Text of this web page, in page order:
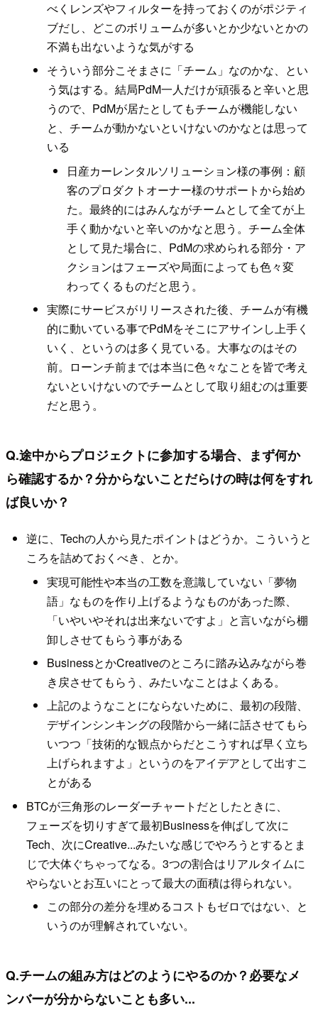
べくレンズやフィルターを持っておくのがポジティ
ブだし、どこのボリュームが多いとか少ないとかの
不満も出ないような気がする
そういう部分こそまさに「チーム」なのかな、とい
う気はする。結局PdM一人だけが頑張ると辛いと思
うので、PdMが居たとしてもチームが機能しない
と、チームが動かないといけないのかなとは思って
いる
日産カーレンタルソリューション様の事例：顧
客のプロダクトオーナー様のサポートから始め
た。最終的にはみんながチームとして全てが上
手く動かないと辛いのかなと思う。チーム全体
として見た場合に、PdMの求められる部分・ア
クションはフェーズや局面によっても色々変
わってくるものだと思う。
実際にサービスがリリースされた後、チームが有機
的に動いている事でPdMをそこにアサインし上手く
いく、というのは多く見ている。大事なのはその
前。ローンチ前までは本当に色々なことを皆で考え
ないといけないのでチームとして取り組むのは重要
だと思う。
Q.途中からプロジェクトに参加する場合、まず何か
ら確認するか？分からないことだらけの時は何をすれ
ば良いか？
逆に、Techの人から見たポイントはどうか。こういうと
ころを詰めておくべき、とか。
実現可能性や本当の工数を意識していない「夢物
語」なものを作り上げるようなものがあった際、
「いやいやそれは出来ないですよ」と言いながら棚
卸しさせてもらう事がある
BusinessとかCreativeのところに踏み込みながら巻
き戻させてもらう、みたいなことはよくある。
上記のようなことにならないために、最初の段階、
デザインシンキングの段階から一緒に話させてもら
いつつ「技術的な観点からだとこうすれば早く立ち
上げられますよ」というのをアイデアとして出すこ
とがある
BTCが三角形のレーダーチャートだとしたときに、
フェーズを切りすぎて最初Businessを伸ばして次に
Tech、次にCreative...みたいな感じでやろうとするとま
じで大体ぐちゃってなる。3つの割合はリアルタイムに
やらないとお互いにとって最大の面積は得られない。
この部分の差分を埋めるコストもゼロではない、と
いうのが理解されていない。
Q.チームの組み方はどのようにやるのか？必要なメ
ンバーが分からないことも多い...